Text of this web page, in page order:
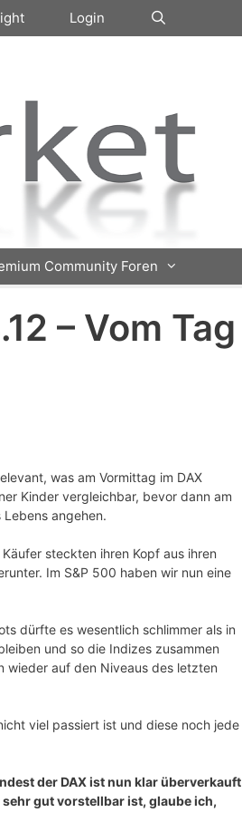
Login
Community Foren
– Vom Tag
was am Vormittag im DAX
Kinder vergleichbar, bevor dann am
angehen.
steckten ihren Kopf aus ihren
Im S&P 500 haben wir nun eine
dürfte es wesentlich schlimmer als in
und so die Indizes zusammen
wieder auf den Niveaus des letzten
viel passiert ist und diese noch jede
der DAX ist nun klar überverkauft
gut vorstellbar ist, glaube ich,